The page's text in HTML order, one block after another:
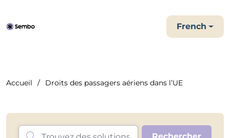
French
Accueil Droits des passagers aériens dans l’UE